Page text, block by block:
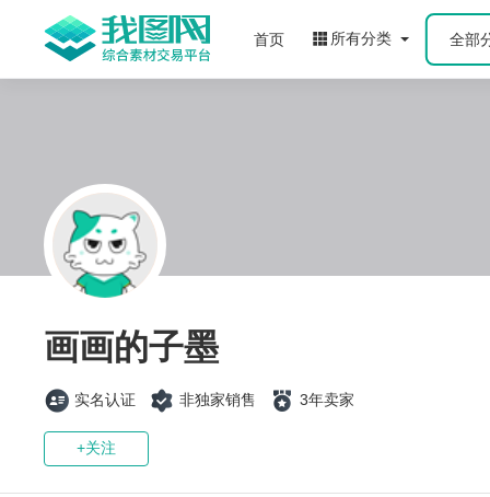
首页 所有分类 全部
画画的子墨
实名认证 非独家销售 3年卖家
+关注